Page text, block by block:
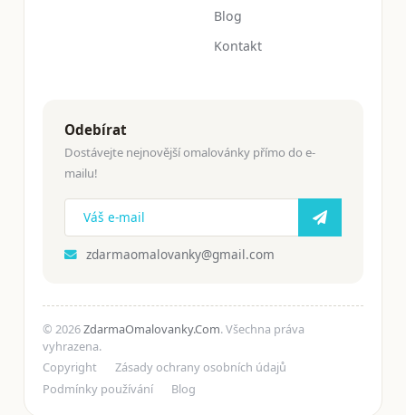
Blog
Kontakt
Odebírat
Dostávejte nejnovější omalovánky přímo do e-
mailu!
zdarmaomalovanky@gmail.com
© 2026ZdarmaOmalovanky.Com. Všechna práva
vyhrazena.
Copyright
Zásady ochrany osobních údajů
Podmínky používání
Blog